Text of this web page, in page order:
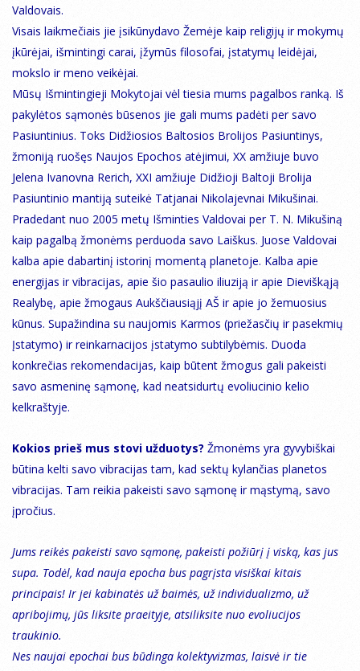
Valdovais.
Visais laikmečiais jie įsikūnydavo Žemėje kaip religijų ir mokymų
įkūrėjai, išmintingi carai, įžymūs filosofai, įstatymų leidėjai,
mokslo ir meno veikėjai.
Mūsų Išmintingieji Mokytojai vėl tiesia mums pagalbos ranką. Iš
pakylėtos sąmonės būsenos jie gali mums padėti per savo
Pasiuntinius. Toks Didžiosios Baltosios Brolijos Pasiuntinys,
žmoniją ruošęs Naujos Epochos atėjimui, XX amžiuje buvo
Jelena Ivanovna Rerich, XXI amžiuje Didžioji Baltoji Brolija
Pasiuntinio mantiją suteikė Tatjanai Nikolajevnai Mikušinai.
Pradedant nuo 2005 metų Išminties Valdovai per T. N. Mikušiną
kaip pagalbą žmonėms perduoda savo Laiškus. Juose Valdovai
kalba apie dabartinį istorinį momentą planetoje. Kalba apie
energijas ir vibracijas, apie šio pasaulio iliuziją ir apie Dieviškąją
Realybę, apie žmogaus Aukščiausiąjį AŠ ir apie jo žemuosius
kūnus. Supažindina su naujomis Karmos (priežasčių ir pasekmių
Įstatymo) ir reinkarnacijos įstatymo subtilybėmis. Duoda
konkrečias rekomendacijas, kaip būtent žmogus gali pakeisti
savo asmeninę sąmonę, kad neatsidurtų evoliucinio kelio
kelkraštyje.
Kokios prieš mus stovi užduotys? Žmonėms yra gyvybiškai
būtina kelti savo vibracijas tam, kad sektų kylančias planetos
vibracijas. Tam reikia pakeisti savo sąmonę ir mąstymą, savo
įpročius.
Jums reikės pakeisti savo sąmonę, pakeisti požiūrį į viską, kas jus
supa. Todėl, kad nauja epocha bus pagrįsta visiškai kitais
principais! Ir jei kabinatės už baimės, už individualizmo, už
apribojimų, jūs liksite praeityje, atsiliksite nuo evoliucijos
traukinio.
Nes naujai epochai bus būdinga kolektyvizmas, laisvė ir tie